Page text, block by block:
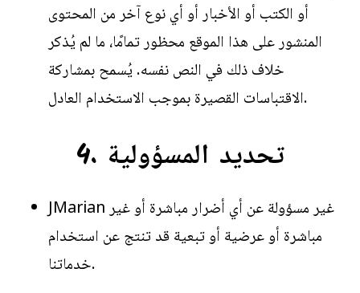
أو الكتب أو الأخبار أو أي نوع آخر من المحتوى
المنشور على هذا الموقع محظور تمامًا، ما لم يُذكر
خلاف ذلك في النص نفسه. يُسمح بمشاركة
الاقتباسات القصيرة بموجب الاستخدام العادل.
4. تحديد المسؤولية
JMarian غير مسؤولة عن أي أضرار مباشرة أو غير
مباشرة أو عرضية أو تبعية قد تنتج عن استخدام
خدماتنا.